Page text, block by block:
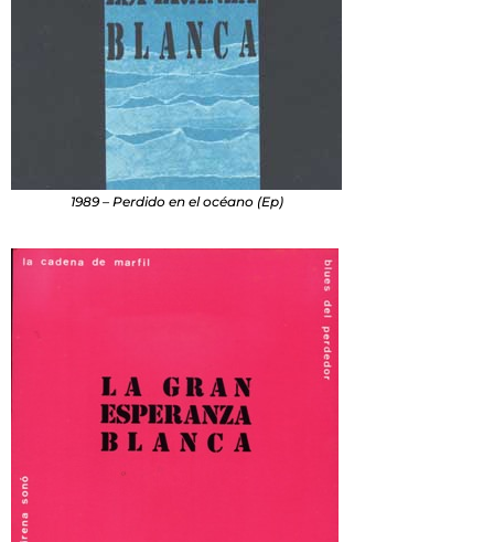
1989 – Perdido en el océano (Ep)